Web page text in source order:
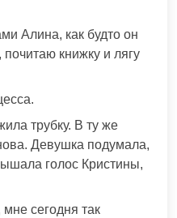
Алина, как будто он
книжку и лягу
трубку. В ту же
Девушка подумала,
голос Кристины,
сегодня так